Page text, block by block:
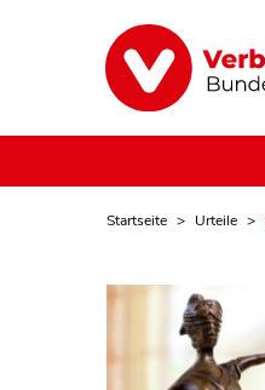
Startseite Urteile